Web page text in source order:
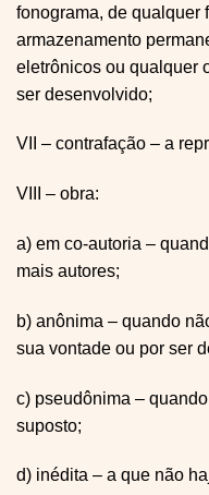
fonograma, de qualquer
armazenamento
eletrônicos ou qualquer
ser desenvolvido;
VII – contrafação – a
VIII – obra:
a) em co-autoria –
mais autores;
b) anônima – quando
sua vontade ou por ser
c) pseudônima –
suposto;
d) inédita – a que não